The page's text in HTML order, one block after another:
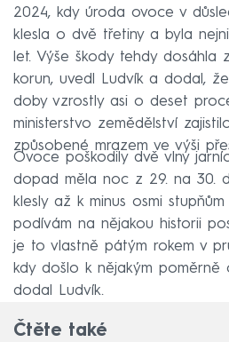
2024, kdy úroda ovoce v
klesla o dvě třetiny a byla
let. Výše škody tehdy dosáhla
korun, uvedl Ludvík a dodal,
doby vzrostly asi o deset
ministerstvo zemědělství
způsobené mrazem ve výši
Ovoce poškodily dvě vlny
dopad měla noc z 29. na 30.
klesly až k minus osmi stupňům
podívám na nějakou historii
je to vlastně pátým rokem v
kdy došlo k nějakým poměrně
dodal Ludvík.
Čtěte také